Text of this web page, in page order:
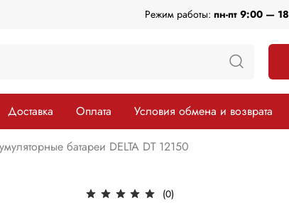
Режим работы: пн-пт 9:00 —
Доставка Оплата Условия обмена и возврата
батареи DELTA DT 12150
(0)